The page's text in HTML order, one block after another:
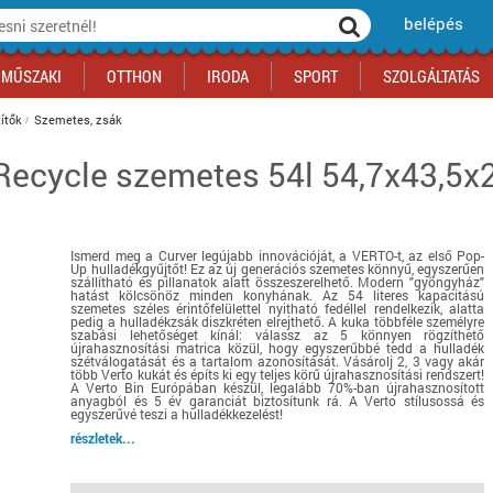
belépés
akciók
Sport akciók
Regisztrálj az oldalunkra INGYEN itt ››
Regisztrálj az oldalunkra INGYEN itt ››
MŰSZAKI
Regisztrálj az oldalunkra INGYEN itt ››
OTTHON
Építkezés
Háziállatok
Bébi
Gyógyászati segédeszköz
Biztonságtechnika
Autó
Ingatlan
Regisztrálj az oldalunkra INGYEN itt ››
IRODA
Regisztrálj az oldalunkra INGYEN itt ››
SPORT
gördeszka, roller
Fitneszközpont
Regisztrálj az oldalunkra INGYEN itt ››
SZOLGÁLTATÁS
Regisztrálj az oldalunkra INGYEN itt ››
sütemények
Regisztrálj az oldalunkra INGYEN itt ››
Szemetes, zsák
szemetes 54l
Ismerd meg a Curver legújabb innovációját, a VERTO-t, az első Pop-
Up hulladékgyűjtőt! Ez az új generációs szemetes könnyű, egyszerűen
szállítható és pillanatok alatt összeszerelhető. Modern "gyöngyház"
hatást kölcsönöz minden konyhának. Az 54 literes kapacitású
szemetes széles érintőfelülettel nyitható fedéllel rendelkezik, alatta
pedig a hulladékzsák diszkréten elrejthető. A kuka többféle személyre
szabási lehetőséget kínál: válassz az 5 könnyen rögzíthető
újrahasznosítási matrica közül, hogy egyszerűbbé tedd a hulladék
szétválogatását és a tartalom azonosítását. Vásárolj 2, 3 vagy akár
több Verto kukát és építs ki egy teljes körű újrahasznosítási rendszert!
A Verto Bin Európában készül, legalább 70%-ban újrahasznosított
anyagból és 5 év garanciát biztosítunk rá. A Verto stílusossá és
egyszerűvé teszi a hulladékkezelést!
részletek...